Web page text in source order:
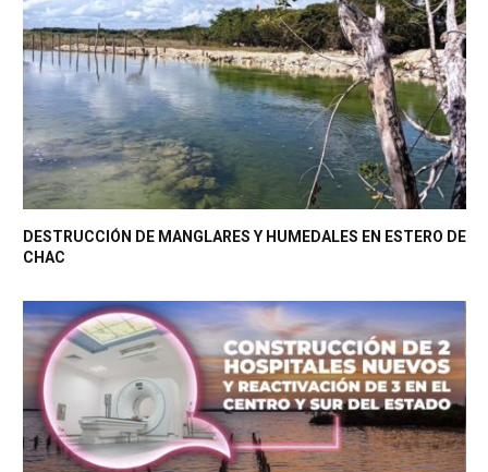
DESTRUCCIÓN DE MANGLARES Y HUMEDALES EN ESTERO DE
CHAC